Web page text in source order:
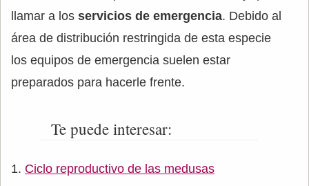
llamar a los servicios de emergencia. Debido al
área de distribución restringida de esta especie
los equipos de emergencia suelen estar
preparados para hacerle frente.
Te puede interesar:
Ciclo reproductivo de las medusas